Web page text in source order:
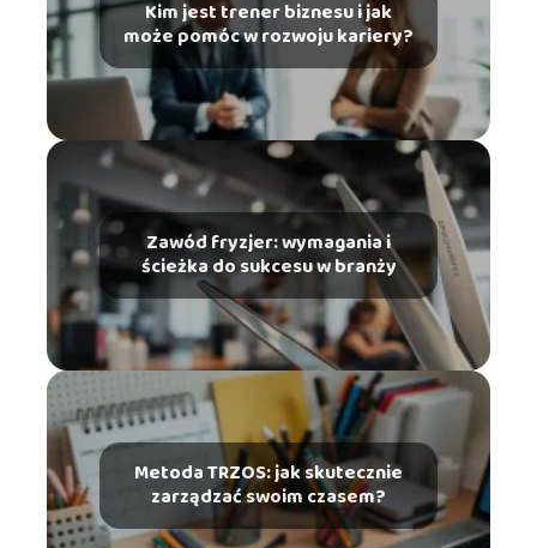
Kim jest trener biznesu i jak
może pomóc w rozwoju kariery?
Zawód fryzjer: wymagania i
ścieżka do sukcesu w branży
Metoda TRZOS: jak skutecznie
zarządzać swoim czasem?